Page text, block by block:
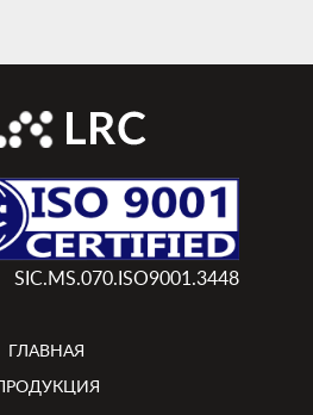
SIC.MS.070.ISO9001.3448
ГЛАВНАЯ
ПРОДУКЦИЯ